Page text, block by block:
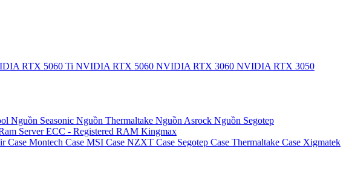
RTX 5060 Ti NVIDIA RTX 5060 NVIDIA RTX 3060 NVIDIA RTX 3050
Nguồn Seasonic Nguồn Thermaltake Nguồn Asrock Nguồn Segotep
Server ECC - Registered RAM Kingmax
Case Montech Case MSI Case NZXT Case Segotep Case Thermaltake Case Xigmatek